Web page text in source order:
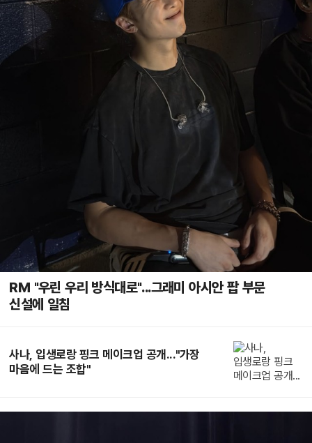
RM "우린 우리 방식대로"...그래미 아시안 팝 부문
신설에 일침
사나, 입생로랑 핑크 메이크업 공개..."가장
마음에 드는 조합"